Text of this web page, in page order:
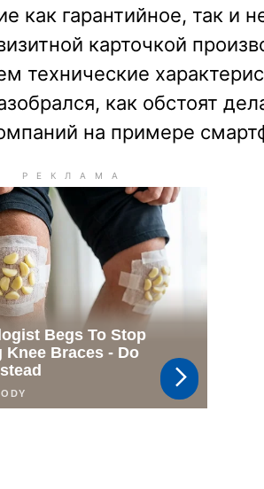
как гарантийное, так и
карточкой
технические
как обстоят
на примере